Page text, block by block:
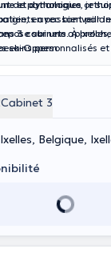
de pathologies
en passant par
et dynamique, je
avec
sur une
soins personnalisés
3 cabinets. À
Oppem
Cabinet 3
Belgique,